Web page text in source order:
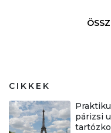
CIKKEK
párizsi